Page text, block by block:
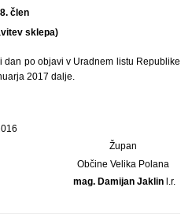
8. člen
sklepa)
dan po objavi v Uradnem listu Republike
2017 dalje.
Župan
Občine Velika Polana
mag. Damijan Jaklinl.r.